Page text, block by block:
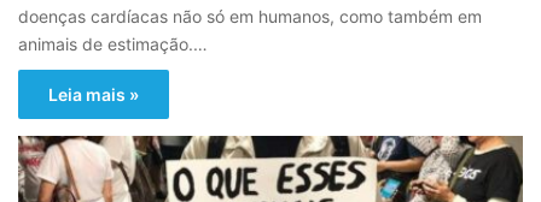
doenças cardíacas não só em humanos, como também em
animais de estimação.…
Leia mais »